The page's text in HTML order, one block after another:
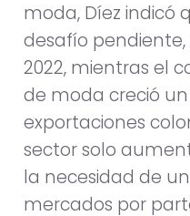
moda, Díez indicó
desafío pendiente,
2022, mientras el
de moda creció un
exportaciones
sector solo
la necesidad de
mercados por